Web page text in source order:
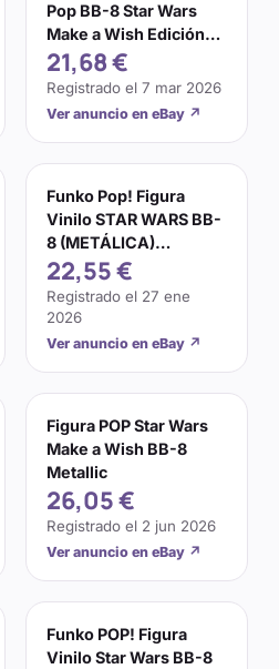
Pop BB-8 Star Wars
Make a Wish Edición
SE - Nuevo en caja
21,68 €
Registrado el 7 mar 2026
Ver anuncio en eBay ↗
Funko Pop! Figura
Vinilo STAR WARS BB-
8 (METÁLICA)
(FUNDACIÓN MAKE-A-
WISH) NUEVA
22,55 €
Registrado el 27 ene
2026
Ver anuncio en eBay ↗
Figura POP Star Wars
Make a Wish BB-8
Metallic
26,05 €
Registrado el 2 jun 2026
Ver anuncio en eBay ↗
Funko POP! Figura
Vinilo Star Wars BB-8